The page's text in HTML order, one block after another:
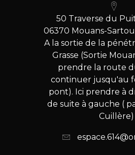
50 Traverse du
06370 Mouans-
A la sortie de la
Grasse (Sortie
prendre la route
continuer jusqu'au
pont). Ici prendre à
de suite à gauche (
Cuillère)